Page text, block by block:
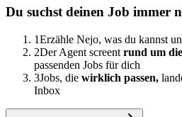
Du suchst deinen Job immer
1Erzähle Nejo, was du kannst
2Der Agent screent rund um
passenden Jobs für dich
3Jobs, die wirklich passen,
Inbox